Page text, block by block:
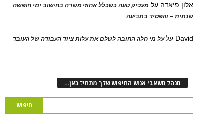
אלון פיאדה על מעסיק טעה כשכלל אחוזי משרה בחישוב ימי חופשה
שנתית – והפסיד בתביעה
David עלעל מי חלה החובה לשלם את עלות ציוד העבודה של העובד
מנהל משאבי אנוש החיפוש שלך מתחיל כאן…